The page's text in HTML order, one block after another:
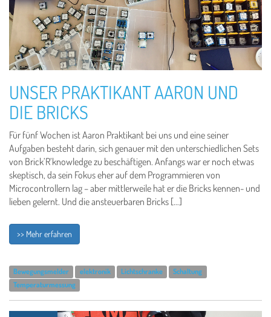
UNSER PRAKTIKANT AARON UND
DIE BRICKS
Für fünf Wochen ist Aaron Praktikant bei uns und eine seiner
Aufgaben besteht darin, sich genauer mit den unterschiedlichen Sets
von Brick’R’knowledge zu beschäftigen. Anfangs war er noch etwas
skeptisch, da sein Fokus eher auf dem Programmieren von
Microcontrollern lag – aber mittlerweile hat er die Bricks kennen- und
lieben gelernt. Und die ansteuerbaren Bricks […]
>> Mehr erfahren
Bewegungsmelder elektronik Lichtschranke
Schaltung
Temperaturmessung